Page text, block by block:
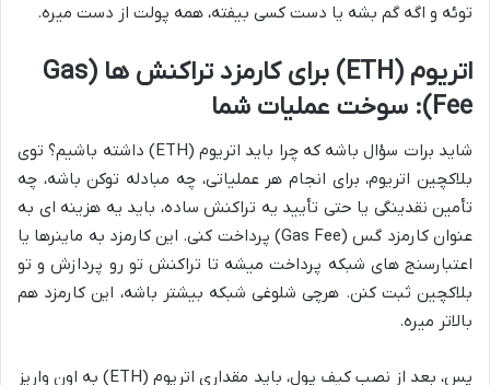
توئه و اگه گم بشه یا دست کسی بیفته، همه پولت از دست میره.
اتریوم (ETH) برای کارمزد تراکنش ها (Gas
Fee): سوخت عملیات شما
شاید برات سؤال باشه که چرا باید اتریوم (ETH) داشته باشیم؟ توی
بلاکچین اتریوم، برای انجام هر عملیاتی، چه مبادله توکن باشه، چه
تأمین نقدینگی یا حتی تأیید یه تراکنش ساده، باید یه هزینه ای به
عنوان کارمزد گس (Gas Fee) پرداخت کنی. این کارمزد به ماینرها یا
اعتبارسنج های شبکه پرداخت میشه تا تراکنش تو رو پردازش و تو
بلاکچین ثبت کنن. هرچی شلوغی شبکه بیشتر باشه، این کارمزد هم
بالاتر میره.
پس، بعد از نصب کیف پول، باید مقداری اتریوم (ETH) به اون واریز